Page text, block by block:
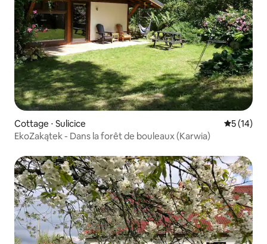
Cottage ⋅ Sulicice
5 (14)
EkoZakątek - Dans la forêt de bouleaux (Karwia)